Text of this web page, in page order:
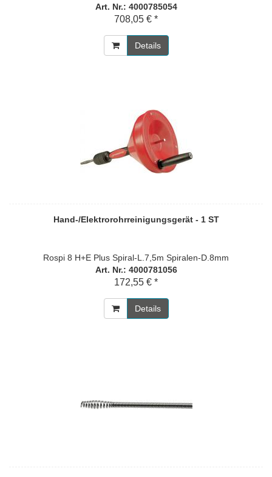
Art. Nr.: 4000785054
708,05 € *
Details
Hand-/Elektrorohrreinigungsgerät - 1 ST
Rospi 8 H+E Plus Spiral-L.7,5m Spiralen-D.8mm
Art. Nr.: 4000781056
172,55 € *
Details